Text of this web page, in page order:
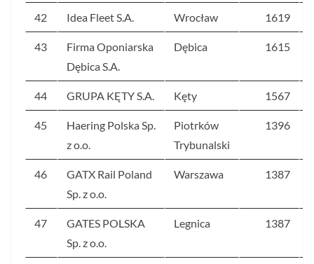
42 Idea Fleet S.A. Wrocław 1619
43
Firma Oponiarska
Dębica S.A.
Dębica 1615
44 GRUPA KĘTY S.A. Kęty 1567
45
Haering Polska Sp.
z o.o.
Piotrków
Trybunalski
1396
46
GATX Rail Poland
Sp. z o.o.
Warszawa 1387
47
GATES POLSKA
Sp. z o.o.
Legnica 1387